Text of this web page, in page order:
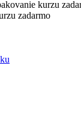
zadarmo